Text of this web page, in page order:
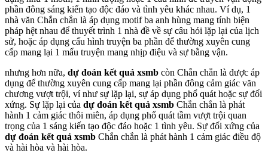
phần đông sáng kiến tạo độc đáo và tình yêu khác nhau. Ví dụ, 1
nhà văn Chắn chắn là áp dụng motif ba anh hùng mang tính biện
pháp hệt nhau để thuyết trình 1 nhà đề về sự câu hỏi lặp lại của lịch
sử, hoặc áp dụng cấu hình truyện ba phần để thường xuyên cung
cấp mang lại 1 mẩu truyện mang nhịp điệu và sự bằng vận.
nhưng hơn nữa, dự đoán kết quả xsmb còn Chắn chắn là được áp
dụng để thường xuyên cung cấp mang lại phần đông cảm giác văn
chương vượt trội, ví như sự lặp lại, sự áp dụng phổ quát hoặc sự đối
xứng. Sự lặp lại của dự đoán kết quả xsmb Chắn chắn là phát
hành 1 cảm giác thôi miên, áp dụng phổ quát tầm vượt trội quan
trọng của 1 sáng kiến tạo độc đáo hoặc 1 tình yêu. Sự đối xứng của
dự đoán kết quả xsmb Chắn chắn là phát hành 1 cảm giác điều độ
và hài hòa và hài hòa.